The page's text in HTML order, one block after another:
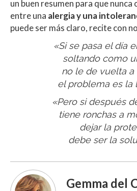
un buen resumen para que
entre una alergia y una
puede ser más claro, recite con
«Si se pasa el día
soltando como
no le de vuelta a
el problema es la
«Pero si después
tiene ronchas a
dejar la
debe ser la
Gemma del